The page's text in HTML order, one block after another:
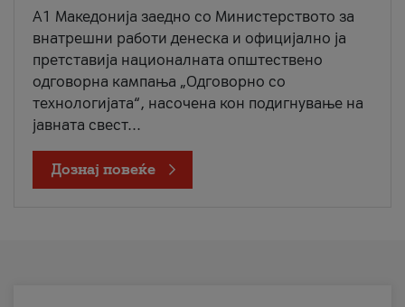
A1 Македонија заедно со Министерството за
внатрешни работи денеска и официјално ја
претставија националната општествено
одговорна кампања „Одговорно со
технологијата“, насочена кон подигнување на
јавната свест...
Дознај повеќе